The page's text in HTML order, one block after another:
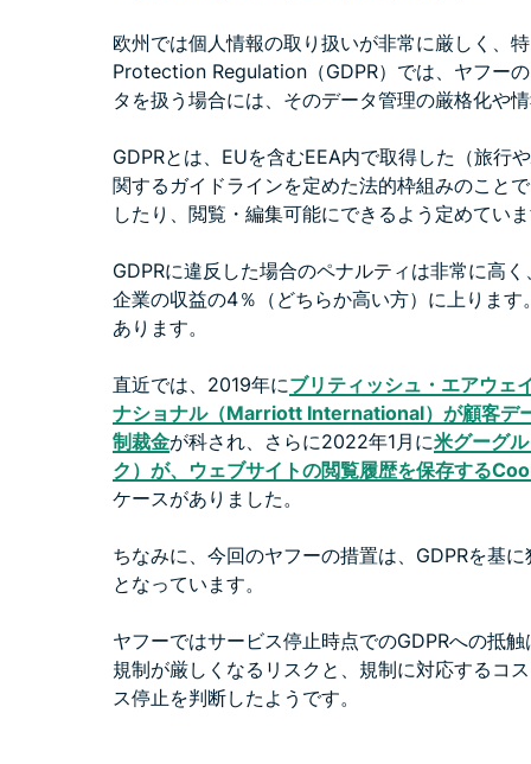
欧州では個人情報の取り扱いが非常に厳しく、
Protection Regulation（GDPR）では、ヤフー
タを扱う場合には、そのデータ管理の厳格化や
GDPRとは、EUを含むEEA内で取得した（旅行
関するガイドラインを定めた法的枠組みのこと
したり、閲覧・編集可能にできるよう定めてい
GDPRに違反した場合のペナルティは非常に高
企業の収益の4％（どちらか高い方）に上りま
あります。
直近では、2019年にブリティッシュ・エアウ
ナショナル（Marriott International）が顧客デ
制裁金が科され、さらに2022年1月に米グーグ
ク）が、ウェブサイトの閲覧履歴を保存する
ケースがありました。
ちなみに、今回のヤフーの措置は、GDPRを基
となっています。
ヤフーではサービス停止時点でのGDPRへの抵
規制が厳しくなるリスクと、規制に対応するコ
ス停止を判断したようです。